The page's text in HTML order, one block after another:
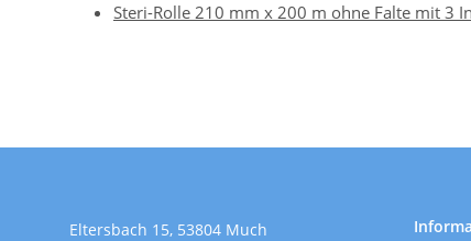
Steri-Rolle 210 mm x 200 m ohne Falte mit 3
Eltersbach 15, 53804 Much